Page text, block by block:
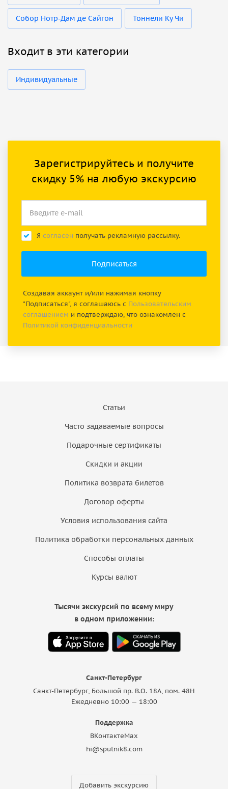
Собор Нотр-Дам де Сайгон Тоннели Ку Чи
Входит в эти категории
Индивидуальные
Зарегистрируйтесь и получите
скидку 5% на любую экскурсию
Я согласен получать рекламную рассылку.
Создавая аккаунт и/или нажимая кнопку
"Подписаться", я соглашаюсь с Пользовательским
соглашением и подтверждаю, что ознакомлен с
Политикой конфиденциальности
Статьи
Часто задаваемые вопросы
Подарочные сертификаты
Скидки и акции
Политика возврата билетов
Договор оферты
Условия использования сайта
Политика обработки персональных данных
Способы оплаты
Курсы валют
Санкт-Петербург
Санкт-Петербург, Большой пр. В.О. 18A, пом. 48Н
Ежедневно 10:00 — 18:00
Поддержка
ВКонтактеMax
hi@sputnik8.com
Добавить экскурсию
Тысячи экскурсий по всему миру
в одном приложении: